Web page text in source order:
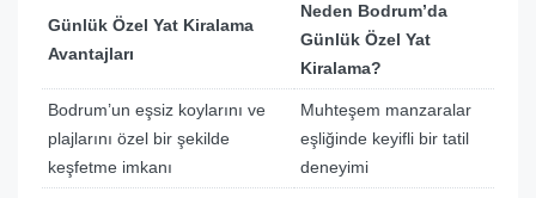
Günlük Özel Yat Kiralama
Avantajları
Neden Bodrum’da
Günlük Özel Yat
Kiralama?
Bodrum’un eşsiz koylarını ve
plajlarını özel bir şekilde
keşfetme imkanı
Muhteşem manzaralar
eşliğinde keyifli bir tatil
deneyimi